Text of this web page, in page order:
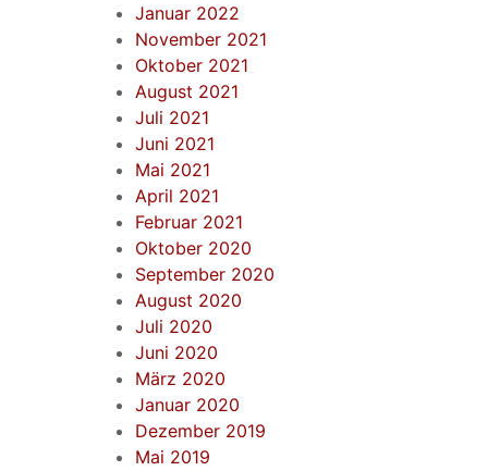
Januar 2022
November 2021
Oktober 2021
August 2021
Juli 2021
Juni 2021
Mai 2021
April 2021
Februar 2021
Oktober 2020
September 2020
August 2020
Juli 2020
Juni 2020
März 2020
Januar 2020
Dezember 2019
Mai 2019